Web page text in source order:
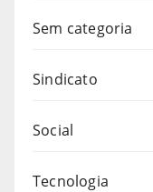
Sem categoria
Sindicato
Social
Tecnologia